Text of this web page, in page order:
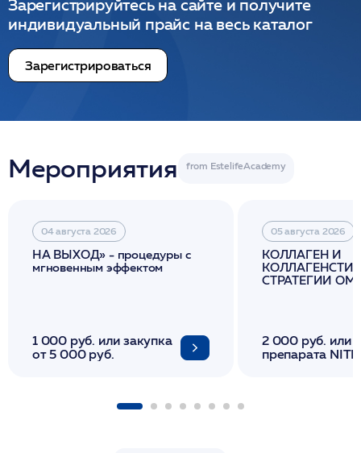
Зарегистрируйтесь на сайте и получите
индивидуальный прайс на весь каталог
Зарегистрироваться
Мероприятия
04 августа 2026
НА ВЫХОД» - процедуры с
мгновенным эффектом
1 000 руб. или закупка
от 5 000 руб.
05 августа 2026
КОЛЛАГЕН И
СТРАТЕГИИ
2 000 руб. или
препарата